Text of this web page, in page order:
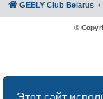
GEELY Club Belarus
©